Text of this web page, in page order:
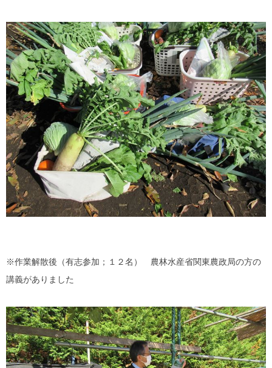
※作業解散後（有志参加；１２名） 農林水産省関東農政局の方の
講義がありました